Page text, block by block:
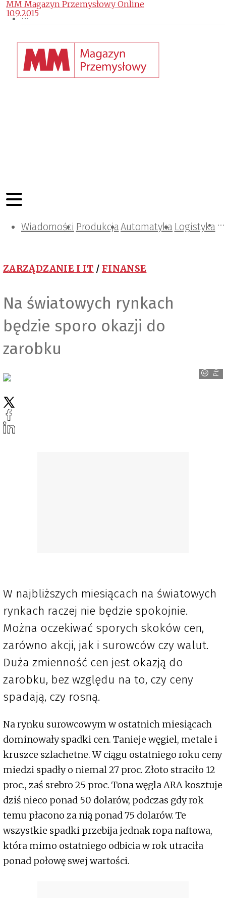
Wiadomości ProdukcjaAutomatyka Logistyka
Projektowanie i konstrukcje
Zarządzanie i IT
Tematy specjalne
ZARZĄDZANIE I IT / FINANSE
Na światowych rynkach
będzie sporo okazji do
zarobku
PixaBay
MM Magazyn Przemysłowy Online
10.9.2015
W najbliższych miesiącach na światowych
rynkach raczej nie będzie spokojnie.
Można oczekiwać sporych skoków cen,
zarówno akcji, jak i surowców czy walut.
Duża zmienność cen jest okazją do
zarobku, bez względu na to, czy ceny
spadają, czy rosną.
Na rynku surowcowym w ostatnich miesiącach
dominowały spadki cen. Tanieje węgiel, metale i
kruszce szlachetne. W ciągu ostatniego roku ceny
miedzi spadły o niemal 27 proc. Złoto straciło 12
proc., zaś srebro 25 proc. Tona węgla ARA kosztuje
dziś nieco ponad 50 dolarów, podczas gdy rok
temu płacono za nią ponad 75 dolarów. Te
wszystkie spadki przebija jednak ropa naftowa,
która mimo ostatniego odbicia w rok utraciła
ponad połowę swej wartości.